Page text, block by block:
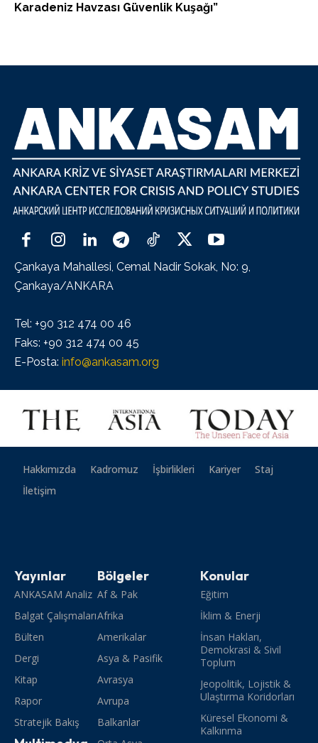
Karadeniz Havzası Güvenlik Kuşağı”
Çankaya Mahallesi, Cemal Nadir Sokak, No: 9,
Çankaya/ANKARA
Tel: +90 312 474 00 46
Faks: +90 312 474 00 45
E-Posta: info@ankasam.org
Hakkımızda Kadromuz İşbirlikleri Kariyer
Staj
İletişim
Yayınlar
ANKASAM Analiz
Balgat Çalışmaları
Bülten
Dergi
Kitap
Rapor
Stratejik Bakış
Bölgeler
Af & Pak
Afrika
Amerikalar
Asya & Pasifik
Avrasya
Avrupa
Balkanlar
Konular
Eğitim
İklim & Enerji
İnsan Hakları,
Demokrasi & Sivil
Toplum
Jeopolitik, Lojistik &
Ulaştırma Koridorları
Küresel Ekonomi &
Kalkınma